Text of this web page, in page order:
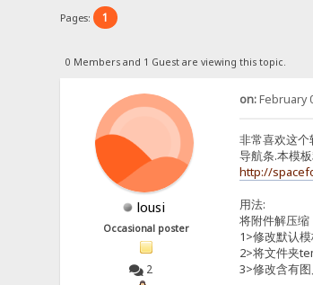
Pages: 1
0 Members and 1 Guest are viewing this topic.
lousi
Occasional poster
2
on:February
非常喜欢这
导航条.本模
http://
用法:
将附件解压缩
1>修改默认
2>将文件夹
3>修改含有